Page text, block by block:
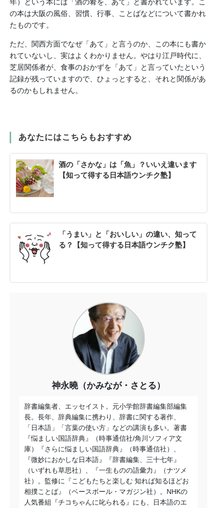
の本は大阪の風俗、習慣、行事、ことばなどについて書かれ
たものです。
ただ、関西方面でなぜ「あて」と言うのか、この本にも書か
れていないし、実はよくわかりません。やはり江戸時代に、
芝居関係者が、食事のおかずを「あて」と言っていたという
記録が残っていますので、ひょっとすると、それと関係があ
るのかもしれません。
あなたにはこちらもおすすめ
酒の「さかな」は「魚」？いいえ違います
【知って得する日本語ウンチク塾】
「うまい」と「おいしい」の違い、知って
る？【知って得する日本語ウンチク塾】
神永曉（かみなが・さとる）
辞書編集者、エッセイスト。元小学館辞書編集部編集
長。長年、辞典編集に携わり、辞書に関する著作、
「日本語」「言葉の使い方」などの講演も多い。著書
『悩ましい国語辞典』（時事通信社/角川ソフィア文
庫）『さらに悩ましい国語辞典』（時事通信社）、
『微妙におかしな日本語』『辞書編集、三十七年』
（いずれも草思社）、『一生ものの語彙力』（ナツメ
社）。監修に『こどもたちと楽しむ 知れば知るほどお
相撲ことば』（ベースボール・マガジン社）。NHKの
人気番組『チコちゃんに叱られる』にも、日本語のエ